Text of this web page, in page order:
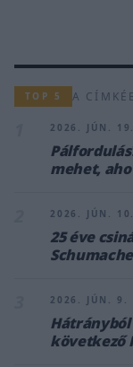
TOP 5 A
2026. JÚN. 19.
mehet,
2026. JÚN. 10.
25 éve
2026. JÚN. 9.
Hátrányból
következő